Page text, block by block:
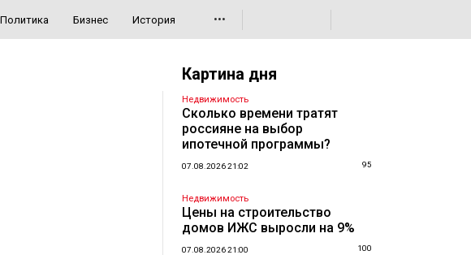
Политика Бизнес История •••
Картина дня
Недвижимость
Сколько времени тратят
россияне на выбор
ипотечной программы?
07.08.2026 21:02 95
Недвижимость
Цены на строительство
домов ИЖС выросли на 9%
07.08.2026 21:00 100